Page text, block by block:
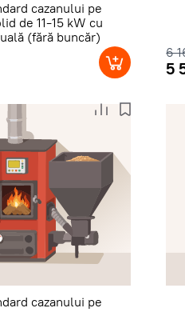
cazanului pe
de 11-15 kW cu
(fără buncăr)
6
5
cazanului pe